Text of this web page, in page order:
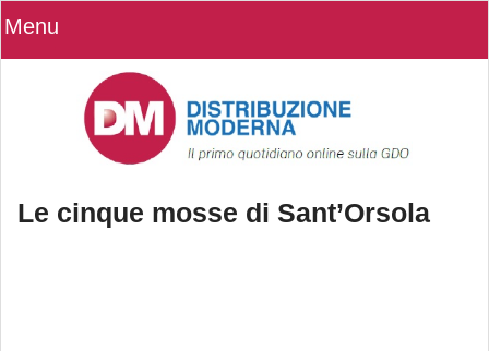
Menu
Le cinque mosse di Sant’Orsola